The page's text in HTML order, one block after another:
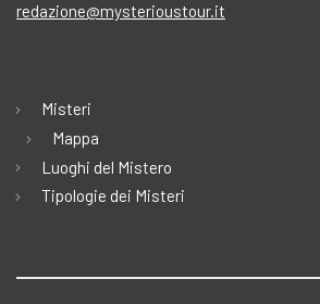
redazione@mysterioustour.it
Misteri
Mappa
Luoghi del Mistero
Tipologie dei Misteri